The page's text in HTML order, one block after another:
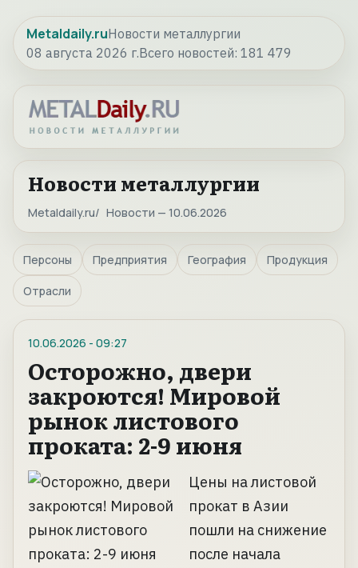
Metaldaily.ruНовости металлургии
08 августа 2026 г.Всего новостей: 181 479
Новости металлургии
Metaldaily.ru Новости — 10.06.2026
Персоны Предприятия География Продукция
Отрасли
10.06.2026 - 09:27
Осторожно, двери
закроются! Мировой
рынок листового
проката: 2-9 июня
Цены на листовой
прокат в Азии
пошли на снижение
после начала